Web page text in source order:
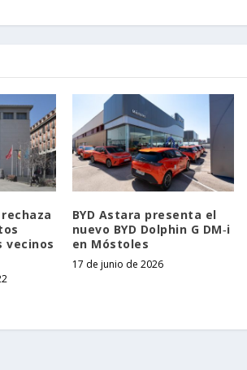
vecinos
BYD Astara presenta el
nuevo BYD Dolphin G DM‑i
en Móstoles
17 de junio de 2026